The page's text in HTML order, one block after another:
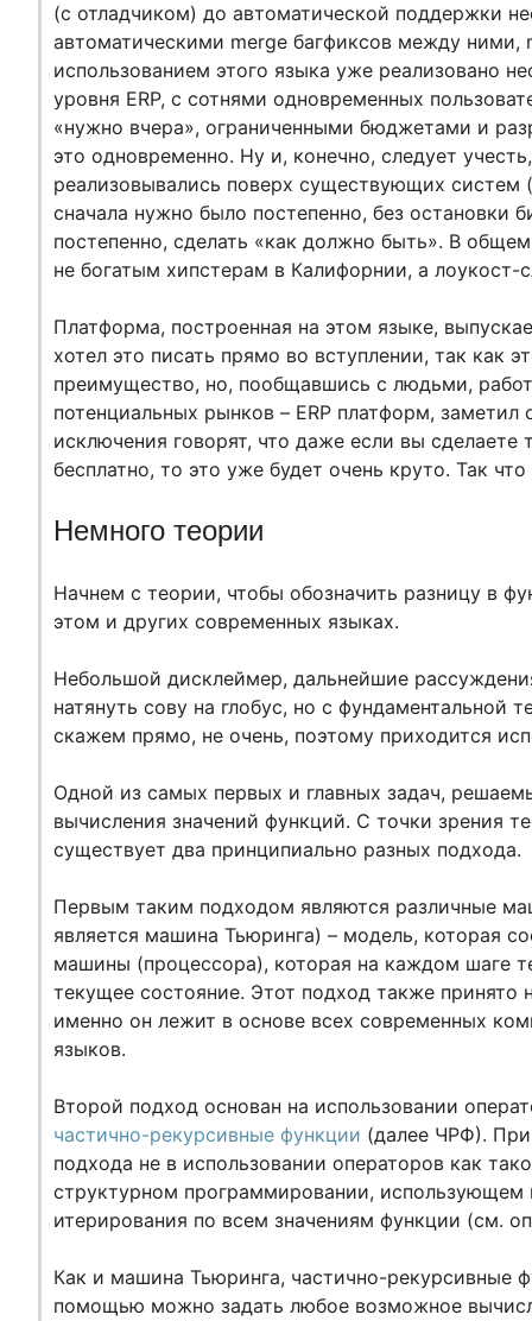
(с отладчиком) до автоматической поддержки
автоматическими merge багфиксов между ними,
использованием этого языка уже реализовано
уровня ERP, с сотнями одновременных
«нужно вчера», ограниченными бюджетами и
это одновременно. Ну и, конечно, следует
реализовывались поверх существующих систем
сначала нужно было постепенно, без остановки
постепенно, сделать «как должно быть». В
не богатым хипстерам в Калифорнии, а лоукост-
Платформа, построенная на этом языке,
хотел это писать прямо во вступлении, так как
преимущество, но, пообщавшись с людьми,
потенциальных рынков – ERP платформ, заметил
исключения говорят, что даже если вы
бесплатно, то это уже будет очень круто. Так
Немного теории
Начнем с теории, чтобы обозначить разницу в
этом и других современных языках.
Небольшой дисклеймер, дальнейшие
натянуть сову на глобус, но с фундаментальной
скажем прямо, не очень, поэтому приходится
Одной из самых первых и главных задач,
вычисления значений функций. С точки зрения
существует два принципиально разных подхода.
Первым таким подходом являются различные
является машина Тьюринга) – модель, которая
машины (процессора), которая на каждом шаге
текущее состояние. Этот подход также
именно он лежит в основе всех современных
языков.
Второй подход основан на использовании
частично-рекурсивные функции (далее ЧРФ). При
подхода не в использовании операторов как
структурном программировании,
итерирования по всем значениям функции (см.
Как и машина Тьюринга, частично-рекурсивные
помощью можно задать любое возможное